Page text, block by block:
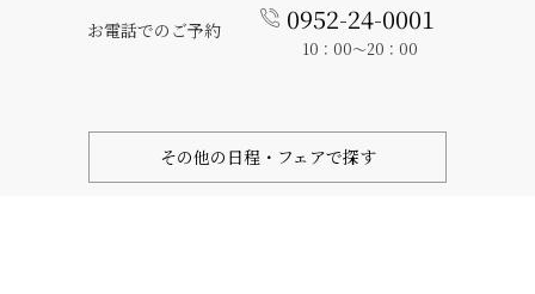
お電話でのご予約 0952-24-0001
10：00～20：00
その他の日程・フェアで探す